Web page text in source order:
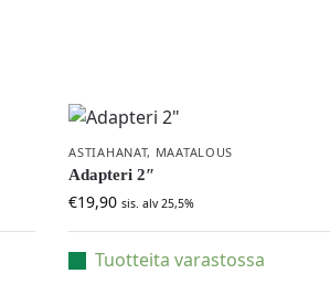
ASTIAHANAT, MAATALOUS
Adapteri 2″
€19,90 sis. alv 25,5%
Tuotteita varastossa